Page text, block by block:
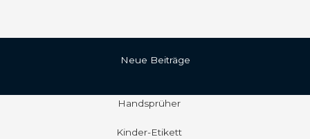
Neue Beiträge
Handsprüher
Kinder-Etikett